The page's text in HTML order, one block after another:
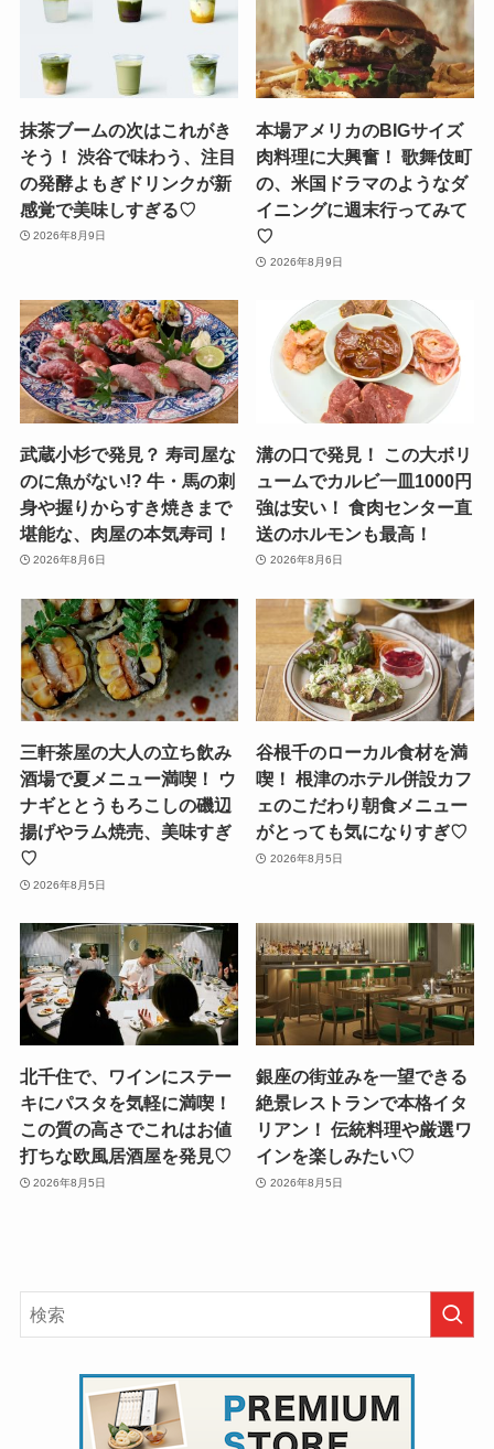
抹茶ブームの次はこれがき
そう！ 渋谷で味わう、注目
の発酵よもぎドリンクが新
感覚で美味しすぎる♡
2026年8月9日
本場アメリカのBIGサイズ
肉料理に大興奮！ 歌舞伎町
の、米国ドラマのようなダ
イニングに週末行ってみて
♡
2026年8月9日
武蔵小杉で発見？ 寿司屋な
のに魚がない!? 牛・馬の刺
身や握りからすき焼きまで
堪能な、肉屋の本気寿司！
2026年8月6日
溝の口で発見！ この大ボリ
ュームでカルビ一皿1000円
強は安い！ 食肉センター直
送のホルモンも最高！
2026年8月6日
三軒茶屋の大人の立ち飲み
酒場で夏メニュー満喫！ ウ
ナギととうもろこしの磯辺
揚げやラム焼売、美味すぎ
♡
2026年8月5日
谷根千のローカル食材を満
喫！ 根津のホテル併設カフ
ェのこだわり朝食メニュー
がとっても気になりすぎ♡
2026年8月5日
北千住で、ワインにステー
キにパスタを気軽に満喫！
この質の高さでこれはお値
打ちな欧風居酒屋を発見♡
2026年8月5日
銀座の街並みを一望できる
絶景レストランで本格イタ
リアン！ 伝統料理や厳選ワ
インを楽しみたい♡
2026年8月5日